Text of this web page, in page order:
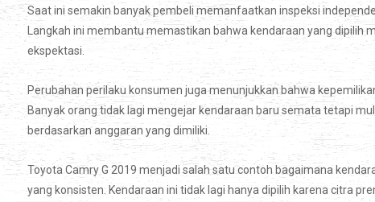
Saat ini semakin banyak pembeli memanfaatkan inspeksi
Langkah ini membantu memastikan bahwa kendaraan yang
ekspektasi.
Perubahan perilaku konsumen juga menunjukkan bahwa
Banyak orang tidak lagi mengejar kendaraan baru semata tetapi
berdasarkan anggaran yang dimiliki.
Toyota Camry G 2019 menjadi salah satu contoh bagaimana
yang konsisten. Kendaraan ini tidak lagi hanya dipilih karena citra